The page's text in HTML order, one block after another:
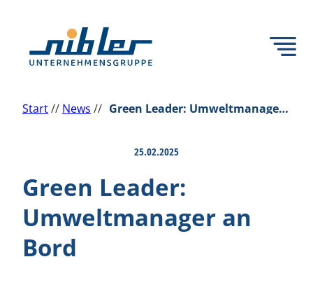
Start// News // Green Leader: Umweltmanager an Bord
25.02.2025
Green Leader:
Umweltmanager an
Bord